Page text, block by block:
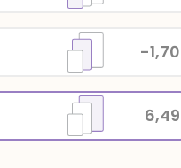
6,49
-1,70